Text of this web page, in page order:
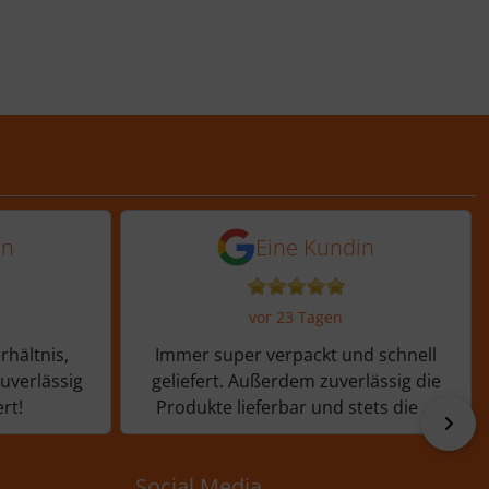
von einer Kundin vor 13 Tagen
5 von 5 Sternen von
Eine Kundin
vor 23 Tagen
Immer super verpackt und schnell
geliefert. Außerdem zuverlässig die
Produkte lieferbar und stets die ...
vor